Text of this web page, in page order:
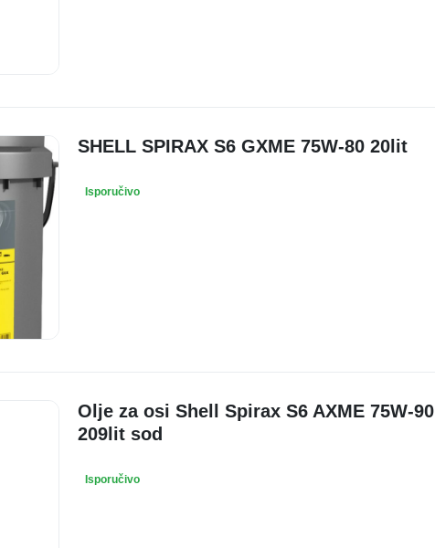
SHELL SPIRAX S6 GXME 75W-80 20lit
Isporučivo
Olje za osi Shell Spirax S6 AXME 75W-90
209lit sod
Isporučivo